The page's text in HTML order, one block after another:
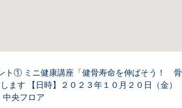
ト① ミニ健康講座「健骨寿命を伸ばそう！ 骨
ます 【日時】２０２３年１０月２０日（金）
央フロア